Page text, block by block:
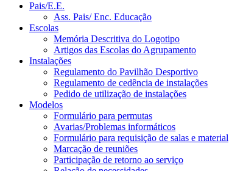
Pais/E.E.
Ass. Pais/ Enc. Educação
Escolas
Memória Descritiva do Logotipo
Artigos das Escolas do Agrupamento
Instalações
Regulamento do Pavilhão Desportivo
Regulamento de cedência de instalações
Pedido de utilização de instalações
Modelos
Formulário para permutas
Avarias/Problemas informáticos
Formulário para requisição de salas e material
Marcação de reuniões
Participação de retorno ao serviço